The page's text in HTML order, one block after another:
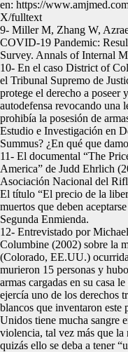
en: https://
X/fulltext
9- Miller M, Zhang W,
COVID-19 Pandemic:
Survey. Annals of Internal
10- En el caso District of
el Tribunal Supremo de
protege el derecho a poseer
autodefensa revocando
prohibía la posesión de
Estudio e Investigación en
Summus? ¿En qué que
11- El documental “The
America” de Judd Ehrlich
Asociación Nacional del
El título “El precio de la
muertos que deben
Segunda Enmienda.
12- Entrevistado por
Columbine (2002) sobre la
(Colorado, EE.UU.)
murieron 15 personas y
armas cargadas en su casa
ejercía uno de los derechos
blancos que inventaron este
Unidos tiene mucha sangre
violencia, tal vez más que la
quizás ello se deba a tener